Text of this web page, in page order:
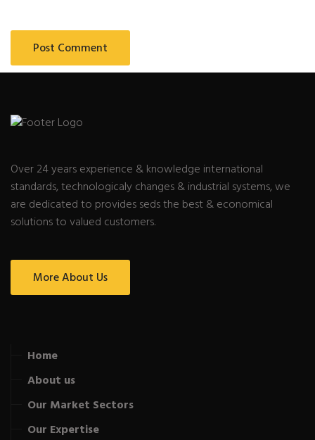
Over 24 years experience & knowledge international
standards, technologicaly changes & industrial systems, we
are dedicated to provides seds the best & economical
solutions to valued customers.
More About Us
Home
About us
Our Market Sectors
Our Expertise